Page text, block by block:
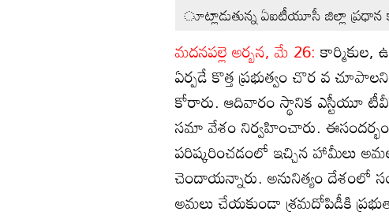
ూట్లాడుతున్న ఏఐటీయూసీ జిల్లా ప్రధాన
మదనపల్లె అర్బన, మే 26:కార్మికుల,
ఏర్పడే కొత్త ప్రభుత్వం చొర వ
కోరారు. ఆదివారం స్థానిక ఎస్టీయూ
సమా వేశం నిర్వహించారు.
పరిష్కరించడంలో ఇచ్చిన హామీలు
చెందాయన్నారు. అనునిత్యం దేశంలో
అమలు చేయకుండా శ్రమదోపిడీకి